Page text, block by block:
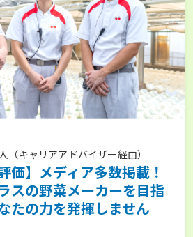
（キャリアアドバイザー経由）
価】メディア多数掲載！
スの野菜メーカーを目指
たの力を発揮しません